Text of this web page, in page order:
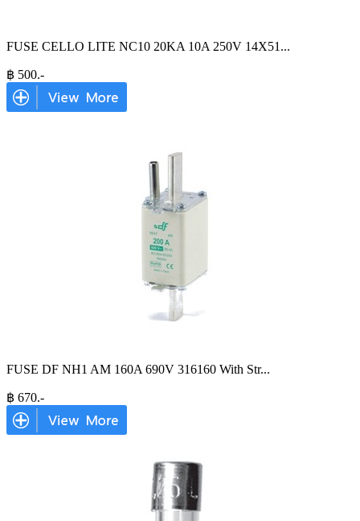
FUSE CELLO LITE NC10 20KA 10A 250V 14X51 ...
฿ 500.-
FUSE DF NH1 AM 160A 690V 316160 With Str...
฿ 670.-